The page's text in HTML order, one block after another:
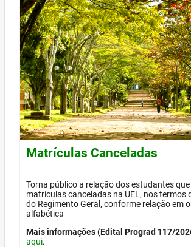
Matrículas Canceladas
Torna público a relação dos estudantes
matrículas canceladas na UEL, nos termos
do Regimento Geral, conforme relação em
alfabética
Mais informações (Edital Prograd 117/
aqui.